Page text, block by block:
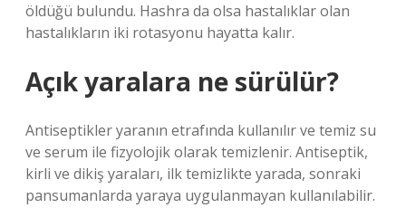
öldüğü bulundu. Hashra da olsa hastalıklar olan
hastalıkların iki rotasyonu hayatta kalır.
Açık yaralara ne sürülür?
Antiseptikler yaranın etrafında kullanılır ve temiz su
ve serum ile fizyolojik olarak temizlenir. Antiseptik,
kirli ve dikiş yaraları, ilk temizlikte yarada, sonraki
pansumanlarda yaraya uygulanmayan kullanılabilir.